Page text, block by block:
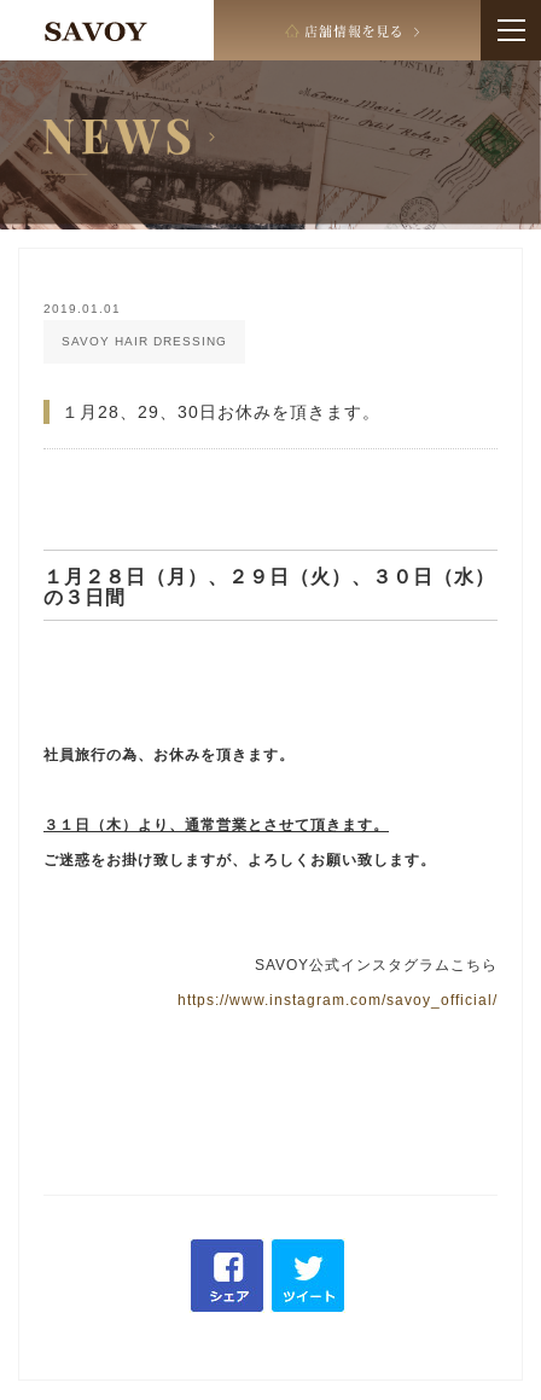
2019.01.01
SAVOY HAIR DRESSING
１月28、29、30日お休みを頂きます。
１月２８日（月）、２９日（火）、３０日（水）
の３日間
社員旅行の為、お休みを頂きます。
３１日（木）より、通常営業とさせて頂きます。
ご迷惑をお掛け致しますが、よろしくお願い致します。
SAVOY公式インスタグラムこちら
https://www.instagram.com/savoy_official/